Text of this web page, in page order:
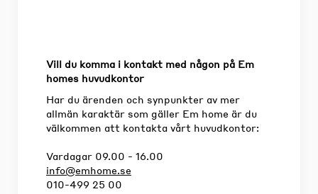
Vill du komma i kontakt med någon på Em
homes huvudkontor
Har du ärenden och synpunkter av mer
allmän karaktär som gäller Em home är du
välkommen att kontakta vårt huvudkontor:
Vardagar 09.00 - 16.00
info@emhome.se
010-499 25 00